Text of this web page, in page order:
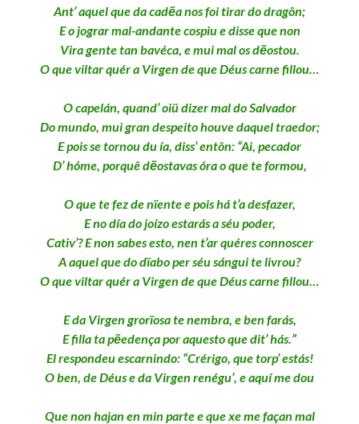
Ant’ aquel que da cadẽa nos foi tirar do dragôn;
E o jograr mal-andante cospiu e disse que non
Vira gente tan bavéca, e mui mal os dẽostou.
O que viltar quér a Virgen de que Déus carne fillou…
O capelán, quand’ oiü dizer mal do Salvador
Do mundo, mui gran despeito houve daquel traedor;
E pois se tornou du ía, diss’ entôn: “Ai, pecador
D’ hóme, porquê dẽostavas óra o que te formou,
O que te fez de nïente e pois há t’a desfazer,
E no día do joízo estarás a séu poder,
Cativ’? E non sabes esto, nen t’ar quéres connoscer
A aquel que do dïabo per séu sángui te livrou?
O que viltar quér a Virgen de que Déus carne fillou…
E da Virgen grorïosa te nembra, e ben farás,
E filla ta pẽedença por aquesto que dit’ hás.”
El respondeu escarnindo: “Crérigo, que torp’ estás!
O ben, de Déus e da Virgen renégu’, e aquí me dou
Que non hajan en min parte e que xe me façan mal